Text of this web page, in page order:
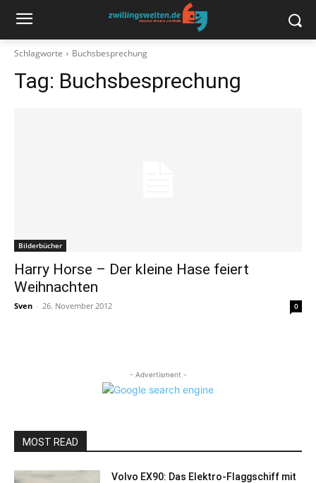
Schlagworte Buchsbesprechung
Tag: Buchsbesprechung
Bilderbücher
Harry Horse – Der kleine Hase feiert
Weihnachten
Sven - 26. November 2012 0
- Advertisment -
MOST READ
Volvo EX90: Das Elektro-Flaggschiff mit